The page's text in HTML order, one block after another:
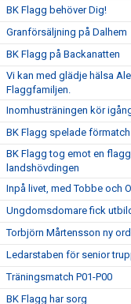
BK Flagg behöver Dig!
Granförsäljning på Dalhem
BK Flagg på Backanatten
Vi kan med glädje hälsa
Flaggfamiljen.
Inomhusträningen kör
BK Flagg spelade
BK Flagg tog emot en
landshövdingen
Inpå livet, med Tobbe och
Ungdomsdomare fick
Torbjörn Mårtensson ny
Ledarstaben för senior
Träningsmatch P01-P00
BK Flagg har sorg